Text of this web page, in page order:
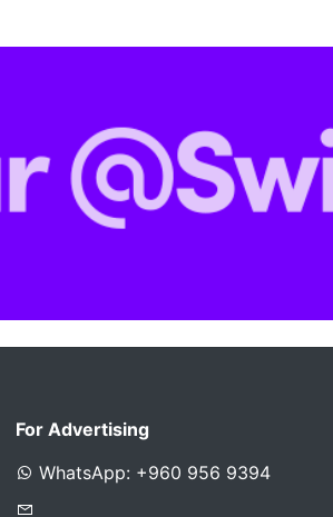
For Advertising
WhatsApp: +960 956 9394